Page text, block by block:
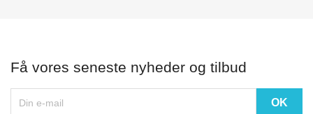
Få vores seneste nyheder og tilbud